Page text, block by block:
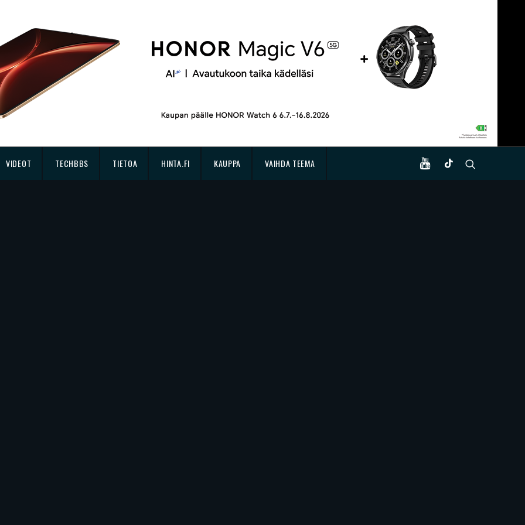
VIDEOT TECHBBS TIETOA HINTA.FI KAUPPA VAIHDA TEEMA